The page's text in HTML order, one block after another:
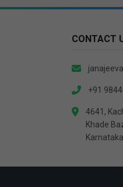
CONTACT
+91
4641,
Khade